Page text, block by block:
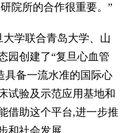
院所的合作很重要。”
学联合青岛大学、山
园创建了“复旦心血管
具备一流水准的国际心
试验及示范应用基地和
借助这个平台,进一步推
和社会发展。